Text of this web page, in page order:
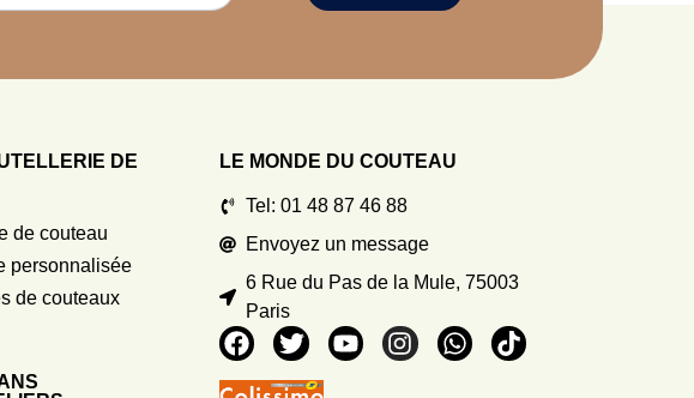
DE
de couteau
personnalisée
de couteaux
LE MONDE DU COUTEAU
Tel: 01 48 87 46 88
Envoyez un message
6 Rue du Pas de la Mule, 75003
Paris